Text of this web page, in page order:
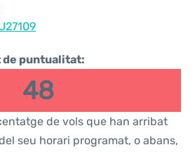
de puntualitat:
48
de vols que han arribat
seu horari programat, o abans,